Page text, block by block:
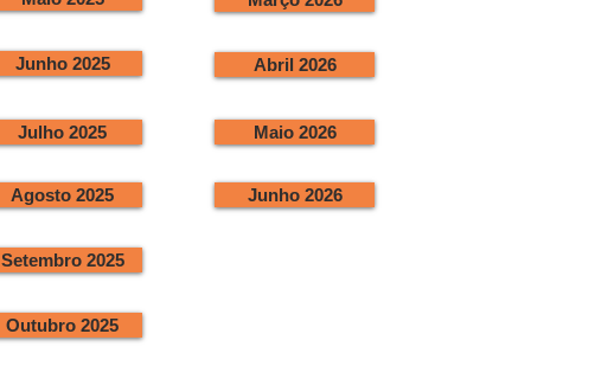
Junho 2025
Julho 2025
Agosto 2025
Abril 2026
Maio 2026
Junho 2026
Setembro 2025
Outubro 2025